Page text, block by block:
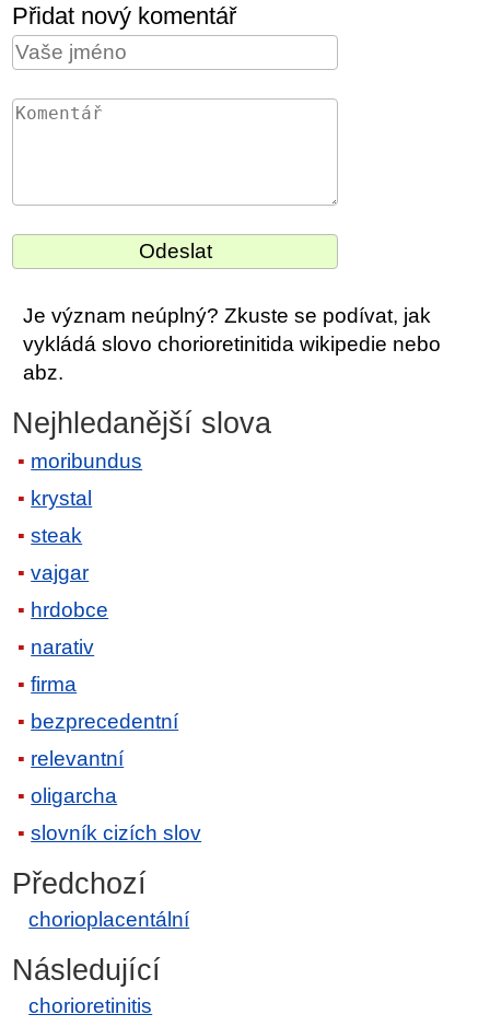
Přidat nový komentář
Je význam neúplný? Zkuste se podívat, jak
vykládá slovo chorioretinitida wikipedie nebo
abz.
Nejhledanější slova
moribundus
krystal
steak
vajgar
hrdobce
narativ
firma
bezprecedentní
relevantní
oligarcha
slovník cizích slov
Předchozí
chorioplacentální
Následující
chorioretinitis